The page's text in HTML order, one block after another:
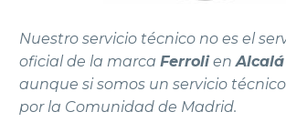
Nuestro servicio técnico no es el
oficial de la marca Ferrolien
aunque si somos un servicio
por la Comunidad de Madrid.